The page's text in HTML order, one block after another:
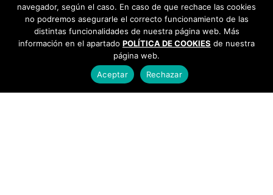
navegador, según el caso. En caso de que rechace las cookies
no podremos asegurarle el correcto funcionamiento de las
distintas funcionalidades de nuestra página web. Más
información en el apartado POLÍTICA DE COOKIES de nuestra
página web.
Aceptar
Rechazar